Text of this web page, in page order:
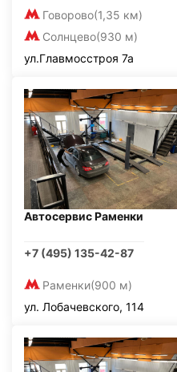
Говорово(1,35 км)
Солнцево(930 м)
ул.Главмосстроя 7а
Автосервис Раменки
+7 (495) 135-42-87
Раменки(900 м)
ул. Лобачевского, 114